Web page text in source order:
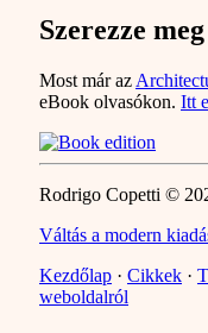
Szerezze
Most már az
eBook olvasókon. Itt
Rodrigo Copetti ©
Váltás a modern
Kezdőlap · Cikkek ·
weboldalról